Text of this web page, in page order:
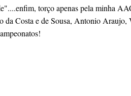
torço apenas pela minha
Costa e de Sousa, Antonio